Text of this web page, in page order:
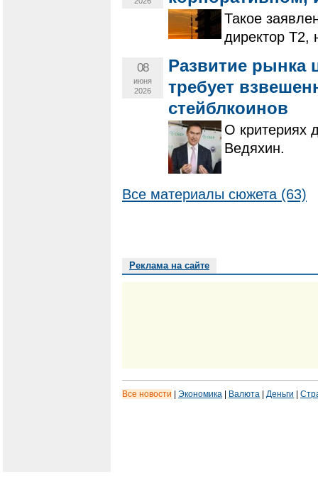
Такое
директор
08
июня
2026
Развитие
требует
стейблкоинов
О критериях
Ведяхин.
Все материалы сюжета (63)
Реклама на сайте
Все новости Экономика Валюта Деньги